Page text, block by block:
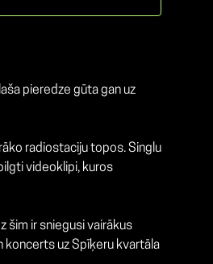
pieredze gūta gan uz
radiostaciju topos.Singlu
videoklipi, kuros
šim ir sniegusi vairākus
koncerts uz Spīķeru kvartāla